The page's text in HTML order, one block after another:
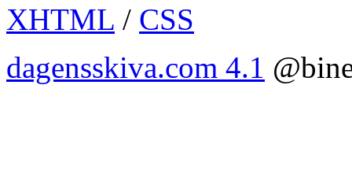
XHTML / CSS
dagensskiva.com 4.1